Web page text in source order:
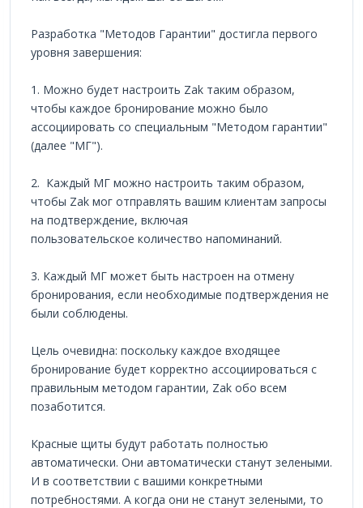
Разработка "Методов Гарантии" достигла первого
уровня завершения:
1. Можно будет настроить Zak таким образом,
чтобы каждое бронирование можно было
ассоциировать со специальным "Методом гарантии"
(далее "МГ").
2. Каждый МГ можно настроить таким образом,
чтобы Zak мог отправлять вашим клиентам запросы
на подтверждение, включая
пользовательское количество напоминаний.
3. Каждый МГ может быть настроен на отмену
бронирования, если необходимые подтверждения не
были соблюдены.
Цель очевидна: поскольку каждое входящее
бронирование будет корректно ассоциироваться с
правильным методом гарантии, Zak обо всем
позаботится.
Красные щиты будут работать полностью
автоматически. Они автоматически станут зелеными.
И в соответствии с вашими конкретными
потребностями. А когда они не станут зелеными, то